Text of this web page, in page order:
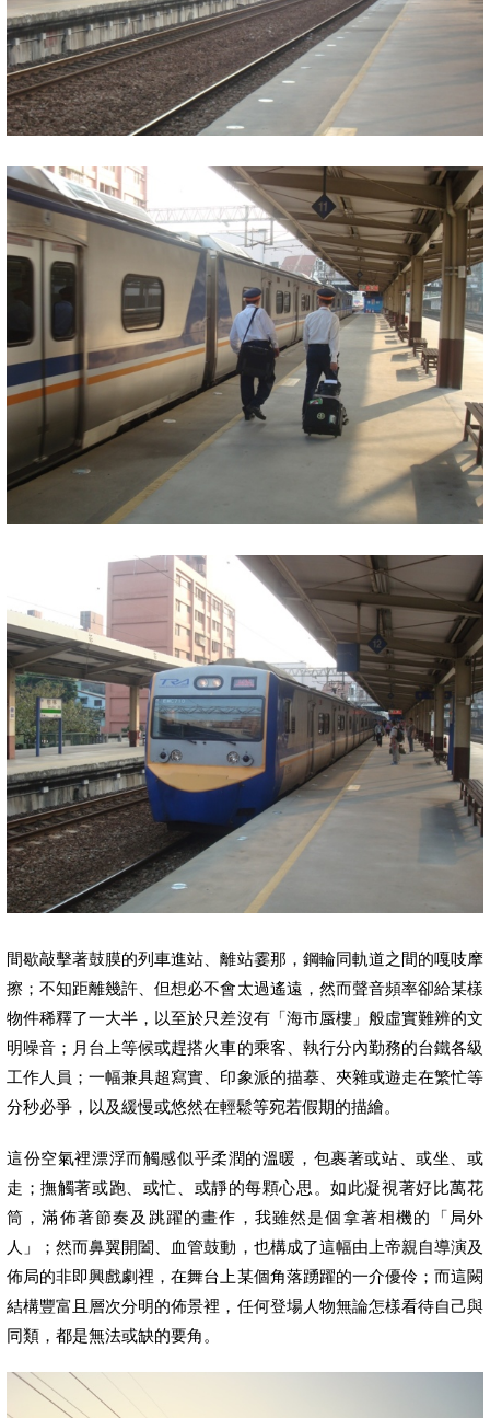
間歇敲擊著鼓膜的列車進站、離站霎那，鋼輪同軌道之間的嘎吱摩
擦；不知距離幾許、但想必不會太過遙遠，然而聲音頻率卻給某樣
物件稀釋了一大半，以至於只差沒有「海市蜃樓」般虛實難辨的文
明噪音；月台上等候或趕搭火車的乘客、執行分內勤務的台鐵各級
工作人員；一幅兼具超寫實、印象派的描摹、夾雜或遊走在繁忙等
分秒必爭，以及緩慢或悠然在輕鬆等宛若假期的描繪。
這份空氣裡漂浮而觸感似乎柔潤的溫暖，包裹著或站、或坐、或
走；撫觸著或跑、或忙、或靜的每顆心思。如此凝視著好比萬花
筒，滿佈著節奏及跳躍的畫作，我雖然是個拿著相機的「局外
人」；然而鼻翼開闔、血管鼓動，也構成了這幅由上帝親自導演及
佈局的非即興戲劇裡，在舞台上某個角落踴躍的一介優伶；而這闕
結構豐富且層次分明的佈景裡，任何登場人物無論怎樣看待自己與
同類，都是無法或缺的要角。